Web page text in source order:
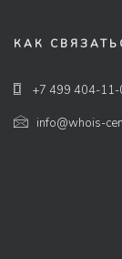
КАК
+7 499 404-11-
info@whois-